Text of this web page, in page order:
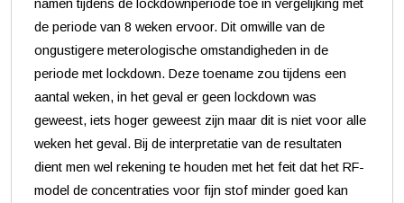
namen tijdens de lockdownperiode toe in vergelijking met
de periode van 8 weken ervoor. Dit omwille van de
ongustigere meterologische omstandigheden in de
periode met lockdown. Deze toename zou tijdens een
aantal weken, in het geval er geen lockdown was
geweest, iets hoger geweest zijn maar dit is niet voor alle
weken het geval. Bij de interpretatie van de resultaten
dient men wel rekening te houden met het feit dat het RF-
model de concentraties voor fijn stof minder goed kan